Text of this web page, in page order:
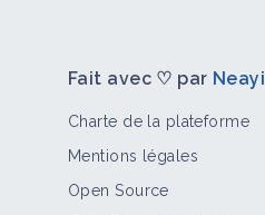
Fait avec ♡ par Neayi
Charte de la plateforme
Mentions légales
Open Source